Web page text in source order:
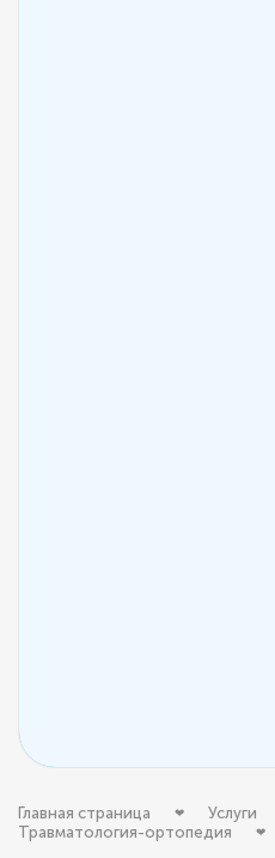
Главная страница
Услуги
Травматология-ортопедия